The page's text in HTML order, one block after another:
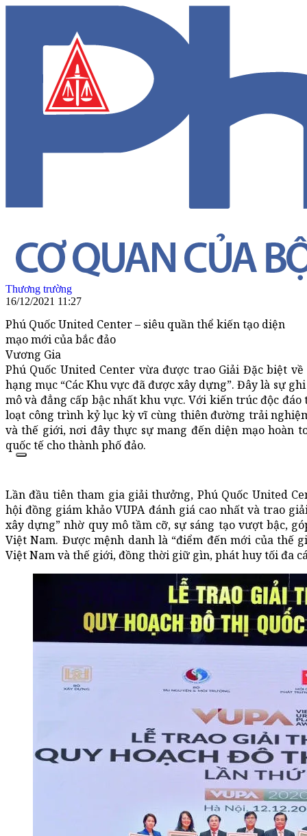
Thương trường
16/12/2021 11:27
Phú Quốc United Center – siêu quần thể kiến tạo diện
mạo mới của bắc đảo
Vương Gia
Phú Quốc United Center vừa được trao Giải Đặc biệt
hạng mục “Các Khu vực đã được xây dựng”. Đây là sự
mô và đẳng cấp bậc nhất khu vực. Với kiến trúc độc
loạt công trình kỷ lục kỳ vĩ cùng thiên đường trải
và thế giới, nơi đây thực sự mang đến diện mạo hoàn
quốc tế cho thành phố đảo.
Lần đầu tiên tham gia giải thưởng, Phú Quốc United
hội đồng giám khảo VUPA đánh giá cao nhất và trao
xây dựng” nhờ quy mô tầm cỡ, sự sáng tạo vượt bậc,
Việt Nam. Được mệnh danh là “điểm đến mới của thế
Việt Nam và thế giới, đồng thời giữ gìn, phát huy tối đa